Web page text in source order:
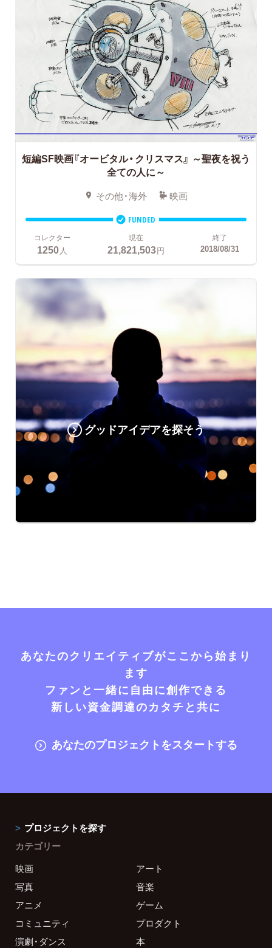
短編SF映画『オービタル・クリスマス』 ～聖夜を祝う
全ての人に～
その他・海外 映画
FUNDED
コレクター
1250人
現在
21,821,503円
終了
2018/08/31
グッドアイデアを探そう
あなたのクリエイティブがここから始まり
ます
ファンと一緒に自由に創作できる
新しい資金調達のカタチと共に
あなたのプロジェクトをスタートする
プロジェクトを探す
カテゴリー
映画
アート
写真
音楽
アニメ
ゲーム
コミュニティ
プロダクト
演劇・ダンス
本